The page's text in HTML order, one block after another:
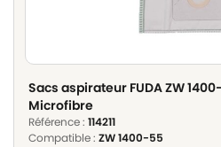
Sacs aspirateur FUDA ZW
Microfibre
Référence : 114211
Compatible : ZW 1400-55